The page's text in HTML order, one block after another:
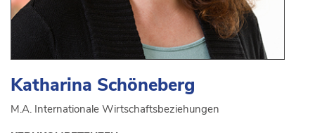
Katharina Schöneberg
M.A. Internationale Wirtschaftsbeziehungen